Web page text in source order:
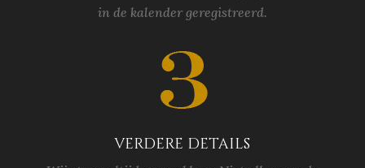
in de kalender geregistreerd.
verdere details